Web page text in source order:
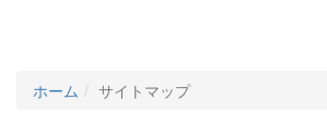
ホーム サイトマップ